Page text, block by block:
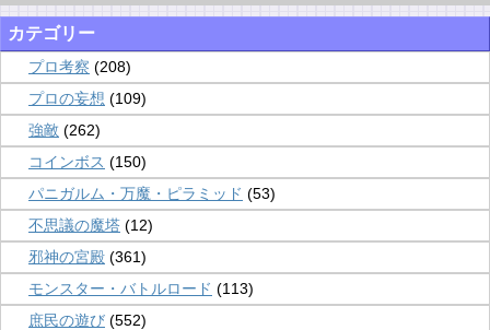
カテゴリー
プロ考察 (208)
プロの妄想 (109)
強敵 (262)
コインボス (150)
パニガルム・万魔・ピラミッド (53)
不思議の魔塔 (12)
邪神の宮殿 (361)
モンスター・バトルロード (113)
庶民の遊び (552)